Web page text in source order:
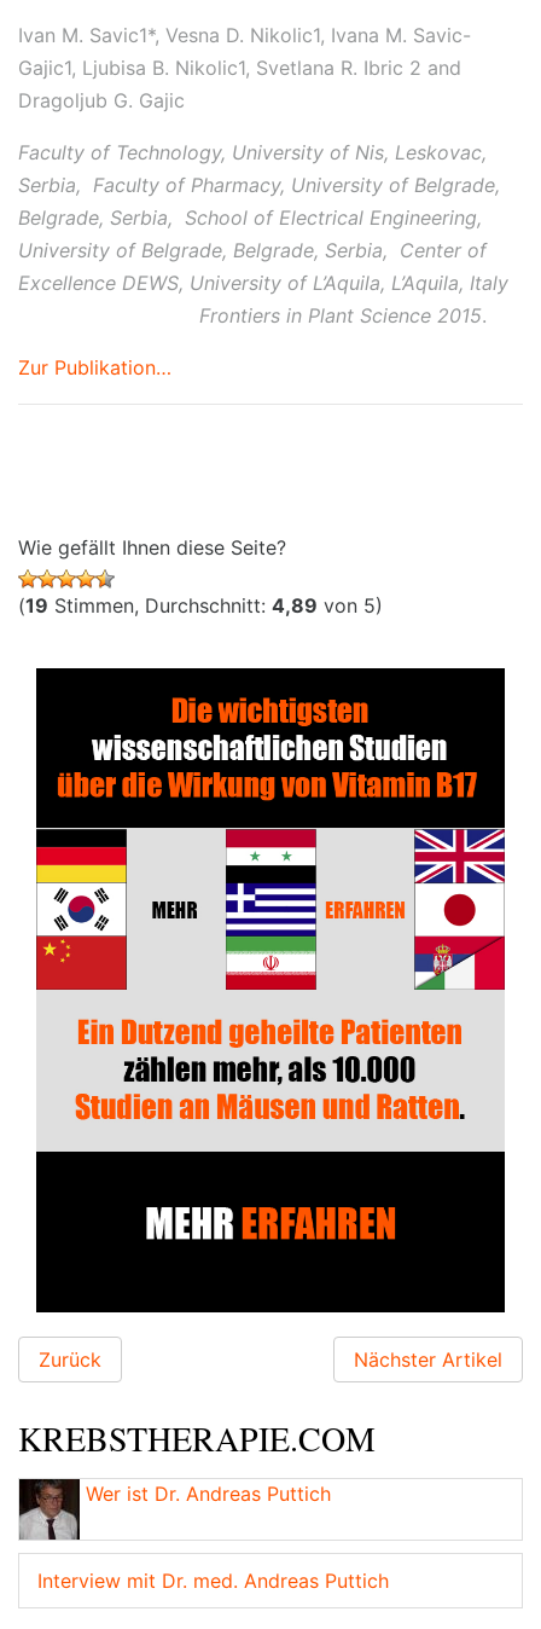
Ivan M. Savic1*, Vesna D. Nikolic1, Ivana M. Savic-
Gajic1, Ljubisa B. Nikolic1, Svetlana R. Ibric 2 and
Dragoljub G. Gajic
Faculty of Technology, University of Nis, Leskovac,
Serbia, Faculty of Pharmacy, University of Belgrade,
Belgrade, Serbia, School of Electrical Engineering,
University of Belgrade, Belgrade, Serbia, Center of
Excellence DEWS, University of L’Aquila, L’Aquila, Italy
Frontiers in Plant Science 2015.
Zur Publikation…
Wie gefällt Ihnen diese Seite?
(19 Stimmen, Durchschnitt: 4,89 von 5)
Zurück Nächster Artikel
KREBSTHERAPIE.COM
Wer ist Dr. Andreas Puttich
Interview mit Dr. med. Andreas Puttich